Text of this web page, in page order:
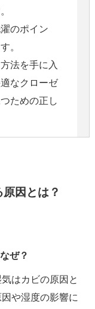
のポイン
。
法を手に入
なクローゼ
ための正し
因とは？
ぜ？
はカビの原因と
や湿度の影響に